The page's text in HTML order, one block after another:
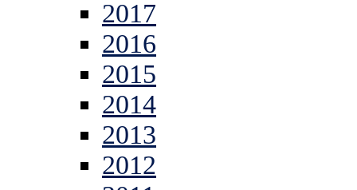
2017
2016
2015
2014
2013
2012